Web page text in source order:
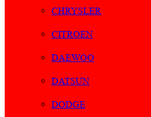
CHRYSLER
CITROEN
DAEWOO
DATSUN
DODGE